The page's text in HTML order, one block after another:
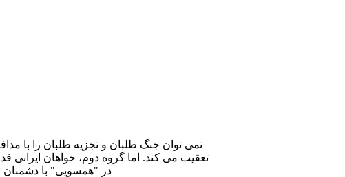
نمی توان جنگ طلبان و تجزیه طلبان را با
تعقیب می کند. اما گروه دوم، خواهان ایرانی
در "همسویی" با دشمنان